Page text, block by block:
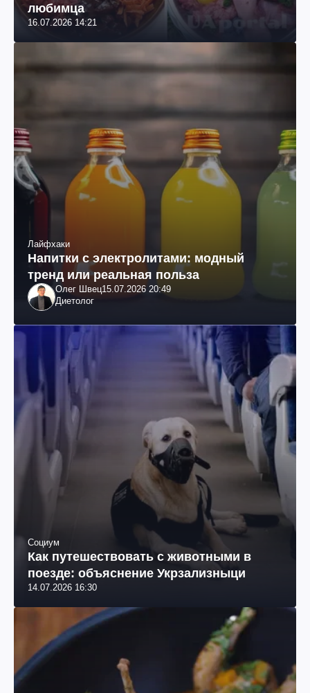
любимца
16.07.2026 14:21
Лайфхаки
Напитки с электролитами: модный
тренд или реальная польза
Олег Швец15.07.2026 20:49
Диетолог
Социум
Как путешествовать с животными в
поезде: объяснение Укрзализныци
14.07.2026 16:30